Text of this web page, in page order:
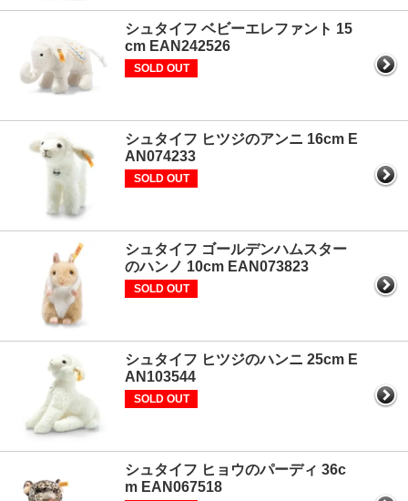
シュタイフ ベビーエレファント 15
cm EAN242526
SOLD OUT
シュタイフ ヒツジのアンニ 16cm E
AN074233
SOLD OUT
シュタイフ ゴールデンハムスター
のハンノ 10cm EAN073823
SOLD OUT
シュタイフ ヒツジのハンニ 25cm E
AN103544
SOLD OUT
シュタイフ ヒョウのパーディ 36c
m EAN067518